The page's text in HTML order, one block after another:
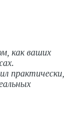
как ваших
практически,